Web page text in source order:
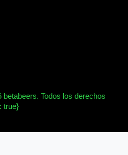
betabeers. Todos los derechos
true}